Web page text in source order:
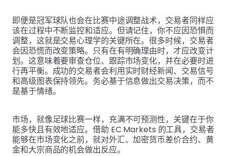
即便是冠军球队也会在比赛中途调整战术，交易者同样应
该在过程中不断监控和适应。但请记住，你不应因恐惧而
调整，这就是交易心理学的关键所在。很多时候，交易者
会因恐慌而改变策略。只有在有明确理由时，才应改变计
划。这意味着要审查仓位、跟踪市场变化，并在必要时进
行再平衡。成功的交易者会利用实时财经新闻、交易信号
和高级图表保持领先。务必基于信息做出交易决策，而不
是基于情绪。
市场，就像足球比赛一样，充满不可预测性，关键在于你
能多快且有效地适应。借助 EC Markets 的工具，交易者
能够在市场变化之前，就对外汇、加密货币差价合约、黄
金和大宗商品的机会做出反应。